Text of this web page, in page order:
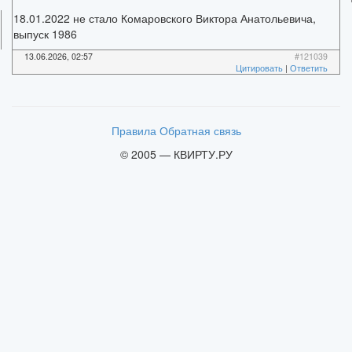
18.01.2022 не стало Комаровского Виктора Анатольевича,
выпуск 1986
13.06.2026, 02:57
#121039
Цитировать | Ответить
Правила Обратная связь
© 2005 — КВИРТУ.РУ